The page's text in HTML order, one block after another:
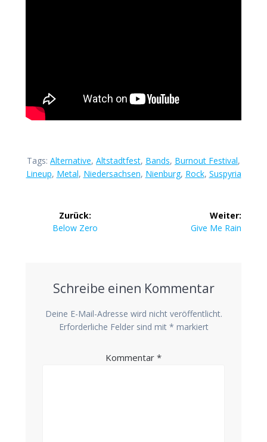
Tags: Alternative, Altstadtfest, Bands, Burnout Festival,
Lineup, Metal, Niedersachsen, Nienburg, Rock, Suspyria
Beitrags-
Navigation
Zurück:
Vorheriger
Below Zero
Weiter:
Nächster
Give Me Rain
Schreibe einen Kommentar
Deine E-Mail-Adresse wird nicht veröffentlicht.
Erforderliche Felder sind mit * markiert
Kommentar *